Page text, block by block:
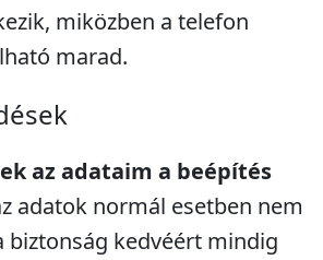
miközben a telefon
marad.
az adataim a beépítés
adatok normál esetben nem
biztonság kedvéért mindig